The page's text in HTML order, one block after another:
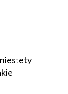
niestety